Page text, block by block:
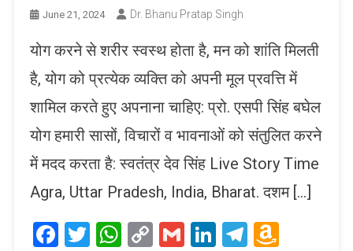
June 21, 2024 Dr. Bhanu Pratap Singh
योग करने से शरीर स्वस्थ होता है, मन को शांति मिलती
है, योग को प्रत्येक व्यक्ति को अपनी मूल प्रवत्ति में
शामिल करते हुए अपनाना चाहिए: प्रो. एसपी सिंह बघेल
योग हमारी सासों, विचारों व भावनाओं को संतुलित करने
में मदद करता है: स्वतंत्र देव सिंह Live Story Time
Agra, Uttar Pradesh, India, Bharat. दशम […]
Facebook
Twitter
WhatsApp
CopyGmailLinkedIn
Telegram